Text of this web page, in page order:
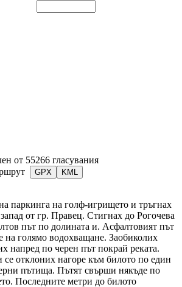
от 55266 гласувания
GPX KML
паркинга на голф-игрището и тръгнах
от гр. Правец. Стигнах до Рогочева
път по долината и. Асфалтовият път
на голямо водохващане. Заобиколих
напред по черен път покрай реката.
отклоних нагоре към билото по един
пътища. Пътят свърши някъде по
Последните метри до билото